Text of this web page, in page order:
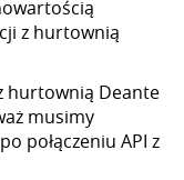
z hurtownią
hurtownią Deante
musimy
połączeniu API z